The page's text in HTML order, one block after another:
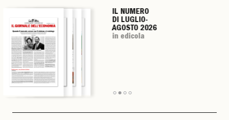
IL NUMERO
DI LUGLIO-
AGOSTO 2026
in edicola
IL NUMERO
DI LUGLIO-
AGOSTO 2026
in edicola
IL NUMERO
DI LUGLIO-
AGOSTO 2026
in edicola
IL NUMERO
DI LUGLIO-
AGOSTO 2026
in edicola